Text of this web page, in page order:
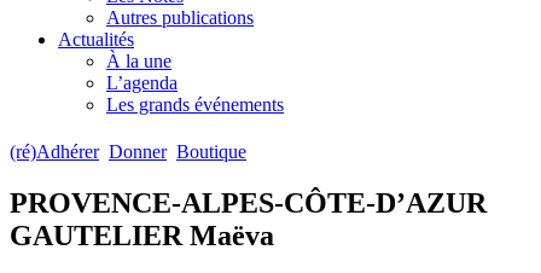
Autres publications
Actualités
À la une
L’agenda
Les grands événements
(ré)Adhérer Donner Boutique
PROVENCE-ALPES-CÔTE-D’AZUR
GAUTELIER Maëva